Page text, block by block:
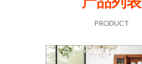
PRODUCT